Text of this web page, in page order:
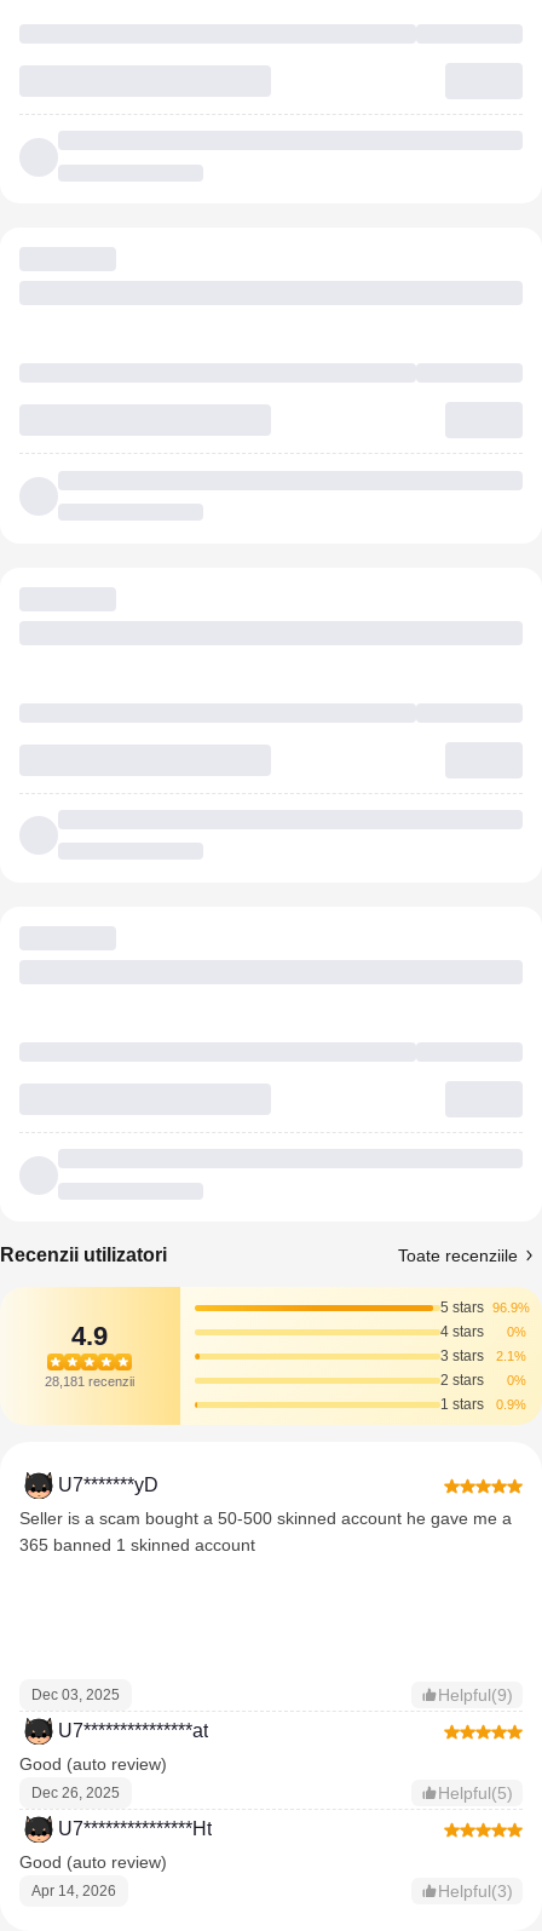
Recenzii utilizatori Toate recenziile
4.9
28,181 recenzii
5 stars 96.9%
4 stars 0%
3 stars 2.1%
2 stars 0%
1 stars 0.9%
U7*******yD
Seller is a scam bought a 50-500 skinned account he gave me a
365 banned 1 skinned account
Dec 03, 2025 Helpful(9)
U7***************at
Good (auto review)
Dec 26, 2025 Helpful(5)
U7***************Ht
Good (auto review)
Apr 14, 2026 Helpful(3)